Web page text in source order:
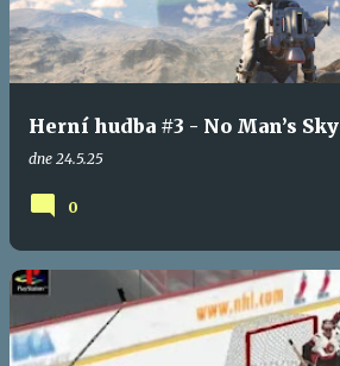
Herní hudba #3 - No Man’s Sky
dne 24.5.25
0